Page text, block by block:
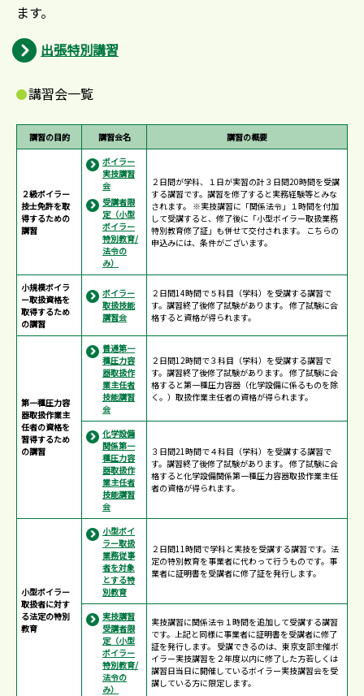
ます。
出張特別講習
講習会一覧
講習の目的 講習会名 講習の概要
２級ボイラー
技士免許を取
得するための
講習
ボイラー
実技講習
会
受講者限
定（小型
ボイラー
特別教育/
法令の
み）
２日間が学科、１日が実習の計３日間20時間を受講
する講習です。講習を修了すると実務経験等とみな
されます。 ※実技講習に「関係法令」１時間を付加
して受講すると、修了後に「小型ボイラー取扱業務
特別教育修了証」も併せて交付されます。 こちらの
申込みには、条件がございます。
小規模ボイラ
ー取扱資格を
取得するため
の講習
ボイラー
取扱技能
講習会
２日間14時間で５科目（学科）を受講する講習で
す。講習終了後修了試験があります。 修了試験に合
格すると資格が得られます。
第一種圧力容
器取扱作業主
任者の資格を
習得するため
の講習
普通第一
種圧力容
器取扱作
業主任者
技能講習
会
２日間12時間で３科目（学科）を受講する講習で
す。講習終了後修了試験があります。 修了試験に合
格すると第一種圧力容器（化学設備に係るものを除
く。）取扱作業主任者の資格が得られます。
化学設備
関係第一
種圧力容
器取扱作
業主任者
技能講習
会
３日間21時間で４科目（学科）を受講する講習で
す。講習終了後修了試験があります。 修了試験に合
格すると化学設備関係第一種圧力容器取扱作業主任
者の資格が得られます。
小型ボイラー
取扱者に対す
る法定の特別
教育
小型ボイ
ラー取扱
業務従事
者を対象
とする特
別教育
２日間11時間で学科と実技を受講する講習です。法
定の特別教育を事業者に代わって行うものです。事
業者に証明書を受講者に修了証を発行します。
実技講習
受講者限
定（小型
ボイラー
特別教育/
法令の
み）
実技講習に関係法令１時間を追加して受講する講習
です。上記と同様に事業者に証明書を受講者に修了
証を発行します。 受講できるのは、東京支部主催ボ
イラー実技講習を２年度以内に修了した方若しくは
講習日当日に開催しているボイラー実技講習会を受
講している方に限定します。